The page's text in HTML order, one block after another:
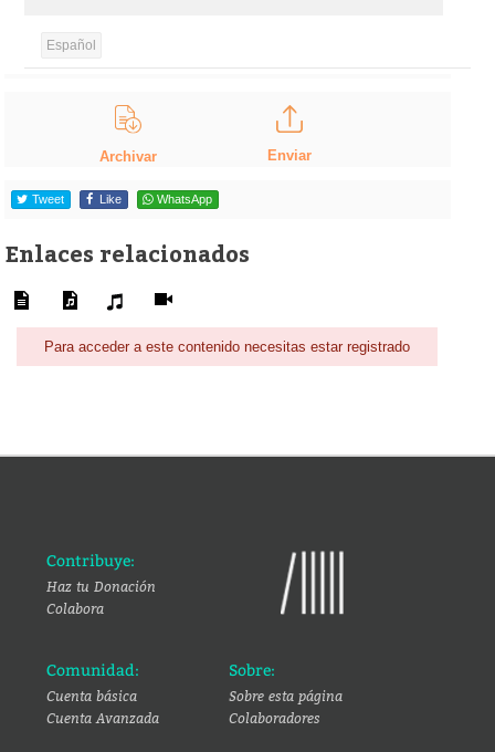
Español
Archivar Enviar
Tweet Like WhatsApp
Enlaces relacionados
Para acceder a este contenido necesitas estar registrado
Contribuye:
Haz tu Donación
Colabora
Comunidad:
Cuenta básica
Cuenta Avanzada
Sobre:
Sobre esta página
Colaboradores